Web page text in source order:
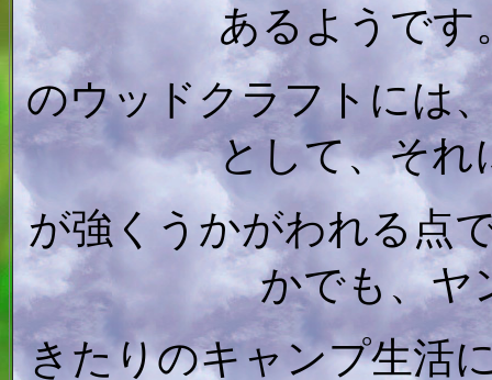
あるようです
のウッドクラフトには
として、それ
が強くうかがわれる点
かでも、ヤ
きたりのキャンプ生活